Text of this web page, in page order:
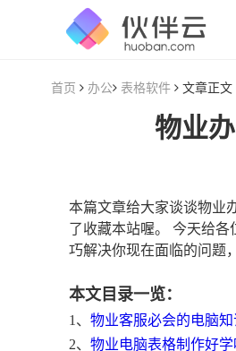
首页 办公 表格软件 文章正文
物业
本篇文章给大家谈谈物业
了收藏本站喔。 今天给
巧解决你现在面临的问题
本文目录一览：
1、 物业客服必会的电脑知
2、 物业电脑表格制作好学